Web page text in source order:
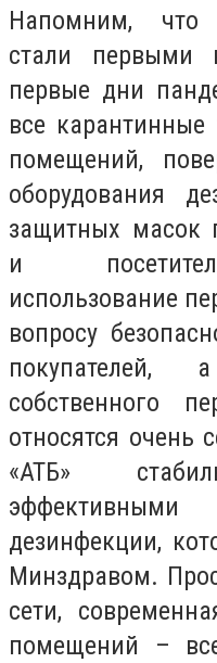
Напомним, что
стали
первые дни
все карантинные
помещений,
оборудования
защитных масок
и
использование
вопросу
собственного
относятся очень
«АТБ»
дезинфекции,
Минздравом.
сети,
помещений –